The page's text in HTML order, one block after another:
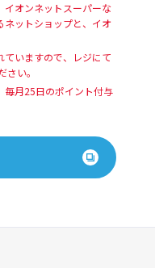
イオンネットスーパーな
ネットショップと、イオ
ていますので、レジにて
い。
毎月25日のポイント付与